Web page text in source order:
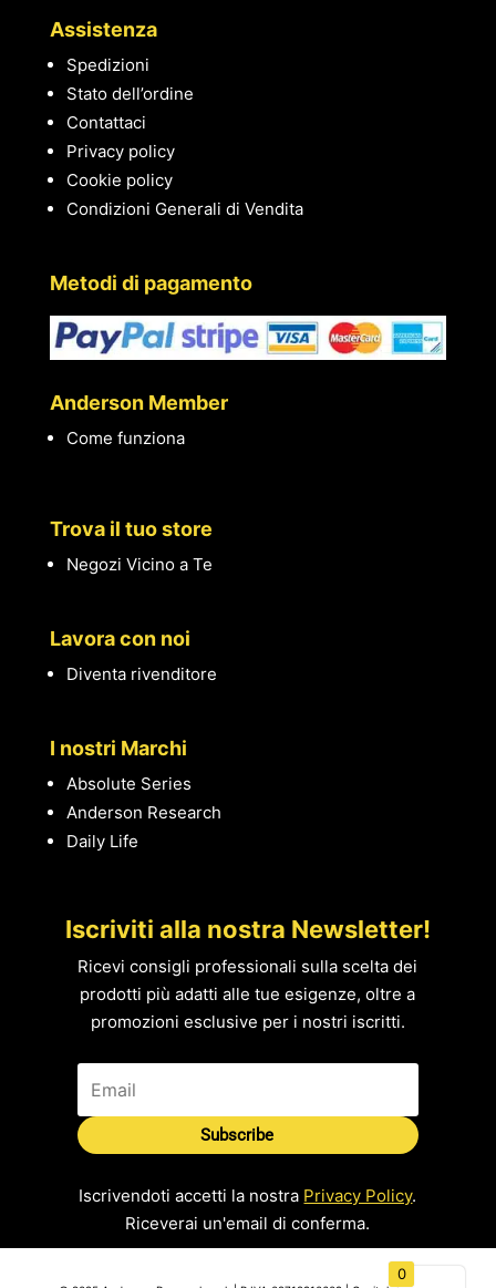
Assistenza
Spedizioni
Stato dell’ordine
Contattaci
Privacy policy
Cookie policy
Condizioni Generali di Vendita
Metodi di pagamento
Anderson Member
Come funziona
Trova il tuo store
Negozi Vicino a Te
Lavora con noi
Diventa rivenditore
I nostri Marchi
Absolute Series
Anderson Research
Daily Life
Iscriviti alla nostra Newsletter!
Ricevi consigli professionali sulla scelta dei
prodotti più adatti alle tue esigenze, oltre a
promozioni esclusive per i nostri iscritti.
Subscribe
Iscrivendoti accetti la nostra Privacy Policy.
Riceverai un'email di conferma.
0